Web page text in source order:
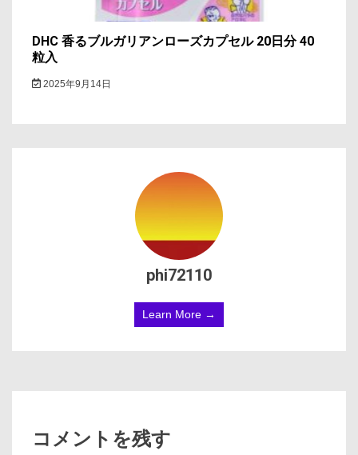
DHC 香るブルガリアンローズカプセル 20日分 40
粒入
2025年9月14日
phi72110
Learn More →
コメントを残す